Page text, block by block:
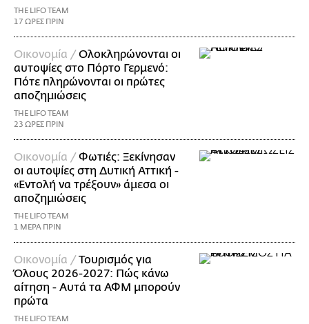
THE LIFO TEAM
17 ΩΡΕΣ ΠΡΙΝ
Οικονομία /Ολοκληρώνονται οι
αυτοψίες στο Πόρτο Γερμενό:
Πότε πληρώνονται οι πρώτες
αποζημιώσεις
THE LIFO TEAM
23 ΩΡΕΣ ΠΡΙΝ
Οικονομία /Φωτιές: Ξεκίνησαν
οι αυτοψίες στη Δυτική Αττική -
«Εντολή να τρέξουν» άμεσα οι
αποζημιώσεις
THE LIFO TEAM
1 ΜΕΡΑ ΠΡΙΝ
Οικονομία /Τουρισμός για
Όλους 2026-2027: Πώς κάνω
αίτηση - Αυτά τα ΑΦΜ μπορούν
πρώτα
THE LIFO TEAM